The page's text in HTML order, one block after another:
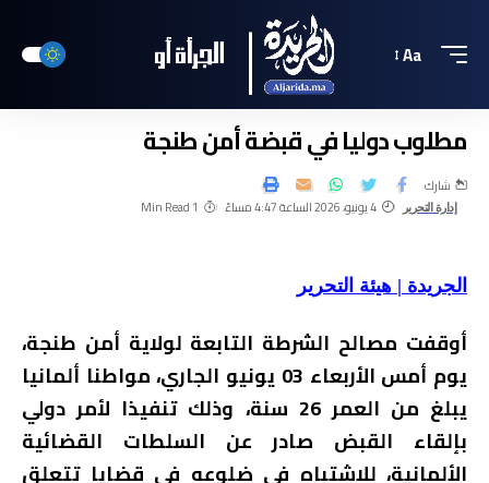
Aa
مطلوب دوليا في قبضة أمن طنجة
إدارة التحرير 4 يونيو، 2026 الساعة 4:47 مساءً 1 Min Read
شارك
الجريدة | هيئة التحرير
أوقفت مصالح الشرطة التابعة لولاية أمن طنجة،
يوم أمس الأربعاء 03 يونيو الجاري، مواطنا ألمانيا
يبلغ من العمر 26 سنة، وذلك تنفيذا لأمر دولي
بإلقاء القبض صادر عن السلطات القضائية
الألمانية، للاشتباه في ضلوعه في قضايا تتعلق